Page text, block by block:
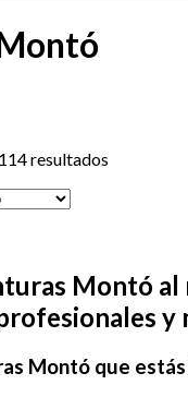
resultados
Montó al
y
Montó que